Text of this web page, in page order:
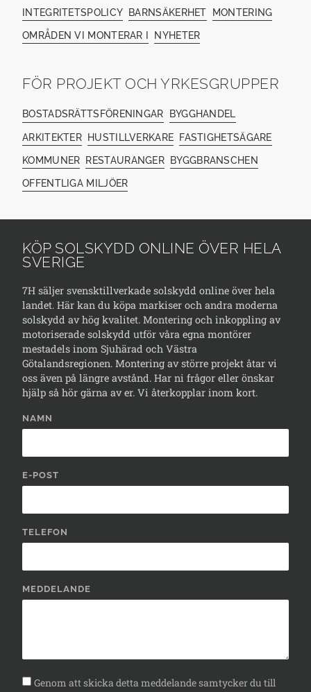
INTEGRITETSPOLICY BARNSÄKERHET MONTERING
OMRÅDEN VI MONTERAR I NYHETER
FÖR PROJEKT OCH YRKESGRUPPER
BOSTADSRÄTTSFÖRENINGAR BYGGHANDEL
ARKITEKTER HUSTILLVERKARE FASTIGHETSÄGARE
KOMMUNER RESTAURANGER BYGGBRANSCHEN
OFFENTLIGA MILJÖER
KÖP SOLSKYDD ONLINE ÖVER HELA
SVERIGE
7H säljer svensktillverkade solskydd online över hela
landet. Här kan du köpa markiser och andra moderna
solskydd av hög kvalitet. Montering och inkoppling av
motoriserade solskydd utför våra egna montörer
mestadels inom Sjuhärad och Västra
Götalandsregionen. Montering av större projekt åtar vi
oss även på längre avstånd. Har ni frågor eller önskar
hjälp så hör gärna av er. Vi återkopplar inom kort.
NAMN
E-POST
TELEFON
MEDDELANDE
Genom att skicka detta meddelande samtycker du till